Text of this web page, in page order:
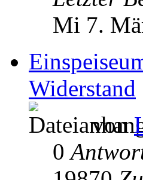
Mi 7.
Widerstand
von
0